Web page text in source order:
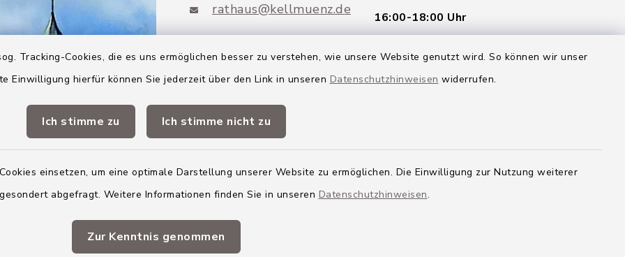
Tracking-Cookies, die es uns ermöglichen besser zu verstehen, wie unsere Website genutzt wird. So können wir unser
Einwilligung hierfür können Sie jederzeit über den Link in unseren Datenschutzhinweisen widerrufen.
Ich stimme zu Ich stimme nicht zu
einsetzen, um eine optimale Darstellung unserer Website zu ermöglichen. Die Einwilligung zur Nutzung weiterer
abgefragt. Weitere Informationen finden Sie in unseren Datenschutzhinweisen.
Zur Kenntnis genommen
rathaus@kellmuenz.de
16:00-18:00 Uhr
Vereinbarung.
Mitglieder VG
Altenstadt
Markt Altenstadt
Markt Kellmünz
Gemeinde Osterberg
VG Altenstadt
Quicklinks